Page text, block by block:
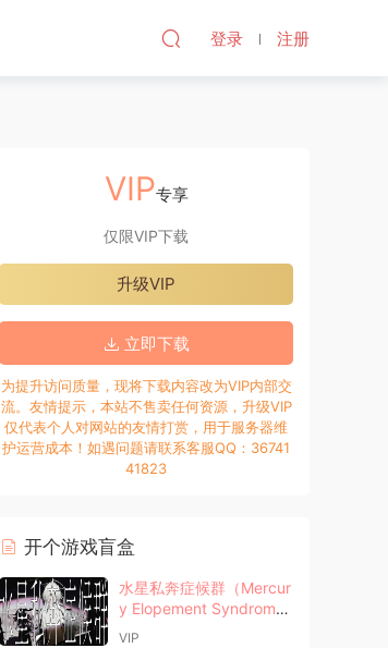
登录 注册
VIP专享
仅限VIP下载
升级VIP
立即下载
为提升访问质量，现将下载内容改为VIP内部交
流。友情提示，本站不售卖任何资源，升级VIP
仅代表个人对网站的友情打赏，用于服务器维
护运营成本！如遇问题请联系客服QQ：36741
41823
开个游戏盲盒
水星私奔症候群（Mercur
y Elopement Syndrom
e）中文版
VIP